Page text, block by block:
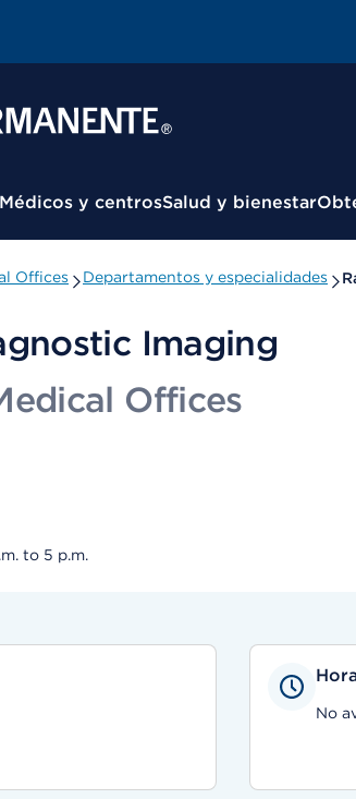
Médicos y centrosSalud y bienestar
Offices Departamentos y especialidades
Imaging
Offices
to 5 p.m.
No